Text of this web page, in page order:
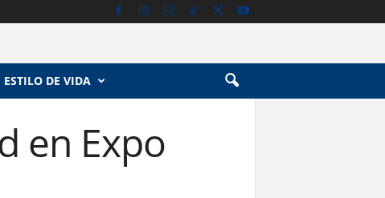
ESTILO DE VIDA
en Expo